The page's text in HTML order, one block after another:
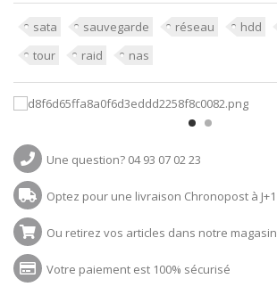
sata sauvegarde réseau hdd
tour
raid nas
Une question? 04 93 07 02 23
Optez pour une livraison Chronopost à J+1
Ou retirez vos articles dans notre magasin
Votre paiement est 100% sécurisé